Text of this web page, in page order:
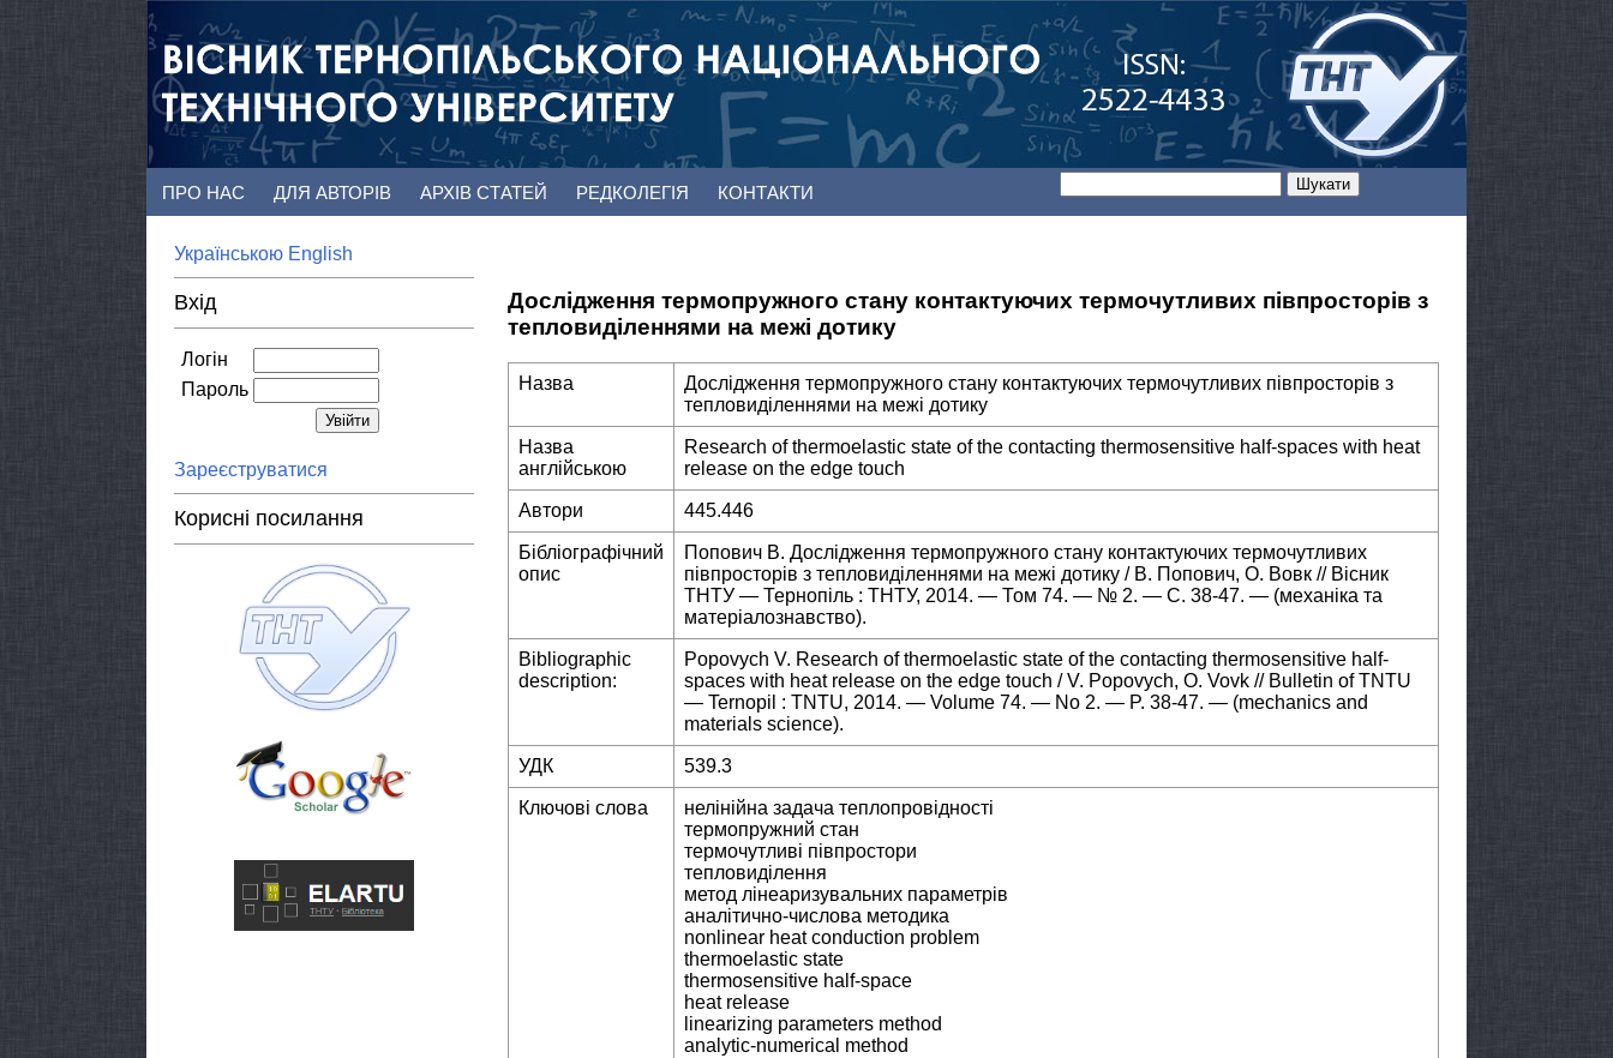
ПРО НАС ДЛЯ АВТОРІВ АРХІВ СТАТЕЙ РЕДКОЛЕГІЯ КОНТАКТИ
Українською English
Вхід
Логін
Пароль
Зареєструватися
Корисні посилання
Дослідження термопружного стану контактуючих термочутливих півпросторів з
тепловиділеннями на межі дотику
Назва
Дослідження термопружного стану контактуючих термочутливих півпросторів з
тепловиділеннями на межі дотику
Назва
англійською
Research of thermoelastic state of the contacting thermosensitive half-spaces with heat
release on the edge touch
Автори 445.446
Бібліографічний
опис
Попович В. Дослідження термопружного стану контактуючих термочутливих
півпросторів з тепловиділеннями на межі дотику / В. Попович, О. Вовк // Вісник
ТНТУ — Тернопіль : ТНТУ, 2014. — Том 74. — № 2. — С. 38-47. — (механіка та
матеріалознавство).
Bibliographic
description:
Popovych V. Research of thermoelastic state of the contacting thermosensitive half-
spaces with heat release on the edge touch / V. Popovych, O. Vovk // Bulletin of TNTU
— Ternopil : TNTU, 2014. — Volume 74. — No 2. — P. 38-47. — (mechanics and
materials science).
УДК 539.3
Ключові слова
нелінійна задача теплопровідності
термопружний стан
термочутливі півпростори
тепловиділення
метод лінеаризувальних параметрів
аналітично-числова методика
nonlinear heat conduction problem
thermoelastic state
thermosensitive half-space
heat release
linearizing parameters method
analytic-numerical method